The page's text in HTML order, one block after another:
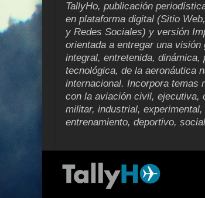
TallyHo, publicación
en plataforma digital (Sitio
y Redes Sociales) y versión
orientada a entregar una visión
integral, entretenida, dinámica,
tecnológica, de la aeronáutica
internacional. Incorpora temas
con la aviación civil, ejecutiva,
militar, industrial, experimental,
entrenamiento, deportivo,